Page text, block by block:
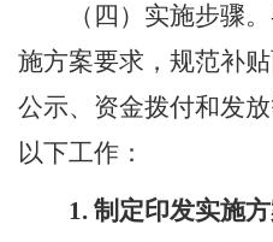
（ 四 ）实施步骤。
施方案要求，规范补
公示、资金拨付和发
以下工作：
1. 制定印发实施